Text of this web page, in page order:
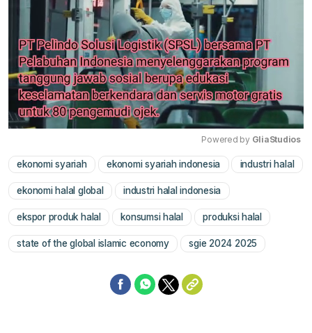
Mute
Powered by GliaStudios
ekonomi syariah ekonomi syariah indonesia industri halal
ekonomi halal global industri halal indonesia
ekspor produk halal konsumsi halal produksi halal
state of the global islamic economy sgie 2024 2025